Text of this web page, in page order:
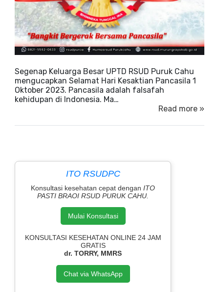
Segenap Keluarga Besar UPTD RSUD Puruk Cahu
mengucapkan Selamat Hari Kesaktian Pancasila 1
Oktober 2023. Pancasila adalah falsafah
kehidupan di Indonesia. Ma…
Read more »
ITO RSUDPC
Konsultasi kesehatan cepat dengan ITO
PASTI BRAOI RSUD PURUK CAHU.
Mulai Konsultasi
KONSULTASI KESEHATAN ONLINE 24 JAM
GRATIS
dr. TORRY, MMRS
Chat via WhatsApp